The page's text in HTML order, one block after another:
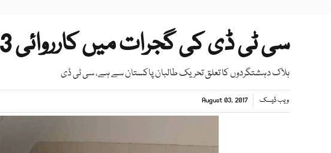
سی ٹی ڈی کی گجرات میں کارروائی 3 دہشتگرد ہلاک
ہلاک دہشتگردوں کا تعلق تحریک طالبان پاکستان سے ہے، سی ٹی ڈی
ویب ڈیسک August 03, 2017